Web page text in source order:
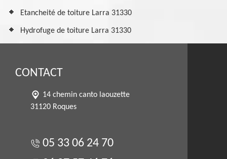
Etancheité de toiture Larra 31330
Hydrofuge de toiture Larra 31330
CONTACT
14 chemin canto laouzette
31120 Roques
05 33 06 24 70